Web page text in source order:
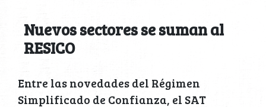
Nuevos sectores se suman al
RESICO
Entre las novedades del Régimen
Simplificado de Confianza, el SAT